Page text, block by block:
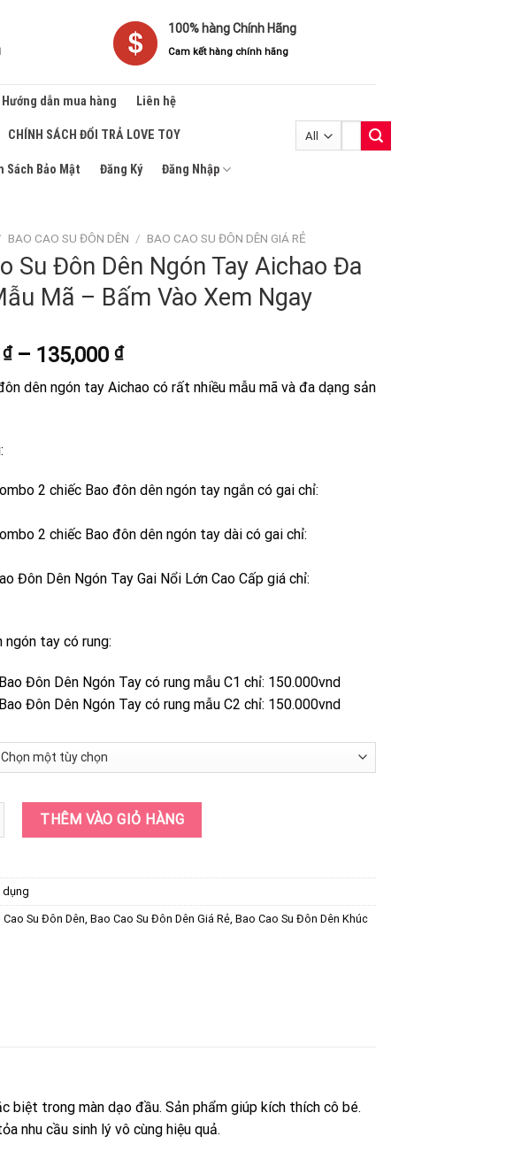
100% hàng Chính Hãng
Cam kết hàng chính hãng
Hướng dẫn mua hàng Liên hệ
CHÍNH SÁCH ĐỔI TRẢ LOVE TOY
Sách Bảo Mật Đăng Ký Đăng Nhập
BAO CAO SU ĐÔN DÊN / BAO CAO SU ĐÔN DÊN GIÁ RẺ
Su Đôn Dên Ngón Tay Aichao Đa
Mã – Bấm Vào Xem Ngay
₫ – 135,000 ₫Khoảng
giá:
từ
dên ngón tay Aichao có rất nhiều mẫu mã và đa dạng sản
2 chiếc Bao đôn dên ngón tay ngắn có gai chỉ:
2 chiếc Bao đôn dên ngón tay dài có gai chỉ:
Đôn Dên Ngón Tay Gai Nổi Lớn Cao Cấp giá chỉ:
ngón tay có rung:
Đôn Dên Ngón Tay có rung mẫu C1 chỉ: 150.000vnd
Đôn Dên Ngón Tay có rung mẫu C2 chỉ: 150.000vnd
Dên Ngón Tay Aichao Đa Dạng Mẫu Mã - Bấm Vào Xem Ngay số lượng
THÊM VÀO GIỎ HÀNG
dụng
Cao Su Đôn Dên Bao Cao Su Đôn Dên Giá Rẻ Bao Cao Su Đôn Dên Khúc
biệt trong màn dạo đầu. Sản phẩm giúp kích thích cô bé.
nhu cầu sinh lý vô cùng hiệu quả.